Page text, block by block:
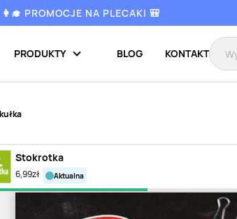
👩‍🎓 PROMOCJE NA PLECAKI 🎒
PRODUKTY BLOG KONTAKT
Stokrotka
6,99zł aktualna